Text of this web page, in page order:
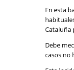
En esta
Cataluña
Debe
casos no